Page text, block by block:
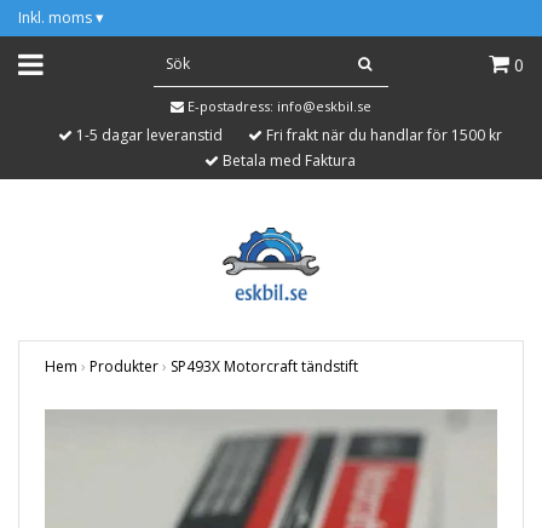
Inkl. moms ▾
0
E-postadress: info@eskbil.se
1-5 dagar leveranstid
Fri frakt när du handlar för 1500 kr
Betala med Faktura
Hem › Produkter› SP493X Motorcraft tändstift